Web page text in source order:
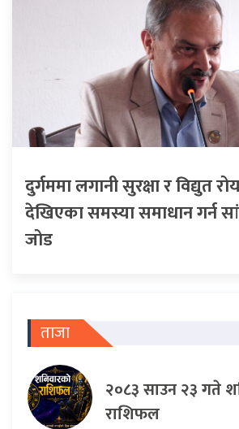
दुर्गममा लगानी सुरक्षा र विद्युत
देखिएका समस्या समाधान गर्न
जोड
ताजा
२०८३ साउन २३ गते
राशिफल